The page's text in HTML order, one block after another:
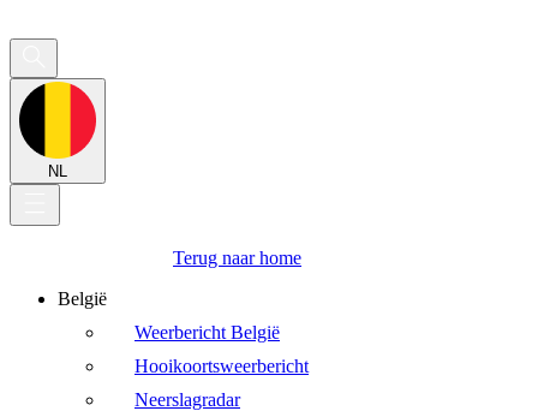
NL
Terug naar home
België
Weerbericht België
Hooikoortsweerbericht
Neerslagradar